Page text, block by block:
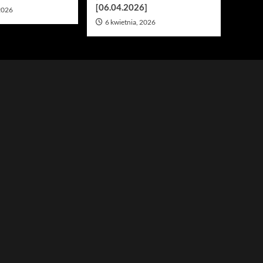
[06.04.2026]
6 kwietnia, 2026